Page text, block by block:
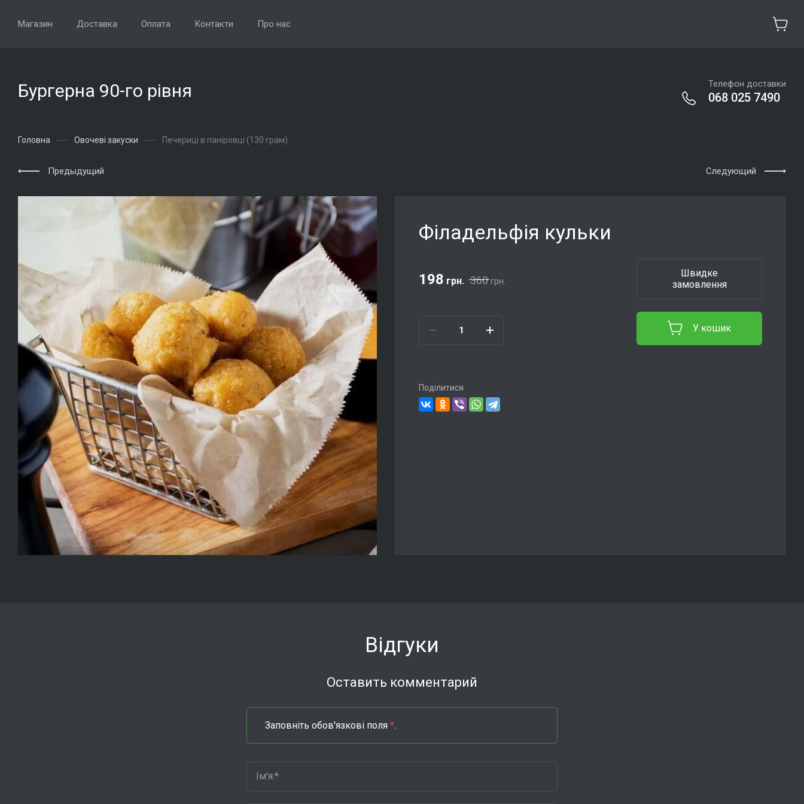
Магазин Доставка Оплата Контакти Про нас
Бургерна 90-го рівня Телефон доставки
068 025 7490
Головна Овочеві закуски Печериці в паніровці (130 грам)
Предыдущий Следующий
Філадельфія кульки
360грн.
198 грн.
У кошик
Швидке
замовлення
Поділитися
Відгуки
Оставить комментарий
Заповніть обов'язкові поля *.